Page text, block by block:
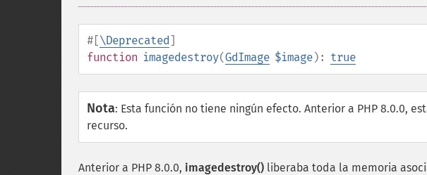
#[\Deprecated]
function imagedestroy(GdImage $image): true
Nota: Esta función no tiene ningún efecto. Anterior a PHP 8.0.0,
recurso.
Anterior a PHP 8.0.0, imagedestroy() liberaba toda la memoria